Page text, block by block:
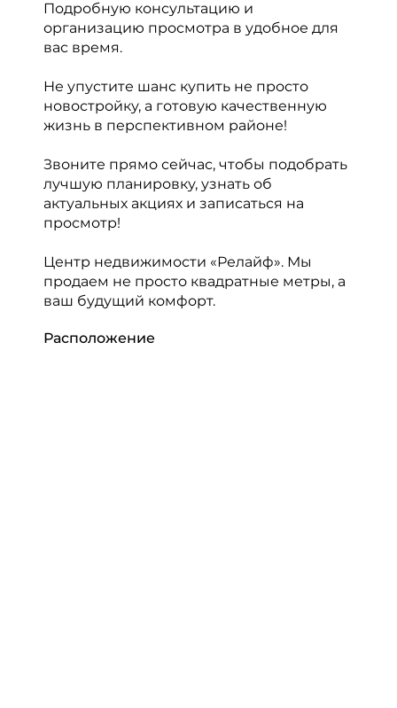
Подробную консультацию и
организацию просмотра в удобное для
вас время.
Не упустите шанс купить не просто
новостройку, а готовую качественную
жизнь в перспективном районе!
Звоните прямо сейчас, чтобы подобрать
лучшую планировку, узнать об
актуальных акциях и записаться на
просмотр!
Центр недвижимости «Релайф». Мы
продаем не просто квадратные метры, а
ваш будущий комфорт.
Расположение